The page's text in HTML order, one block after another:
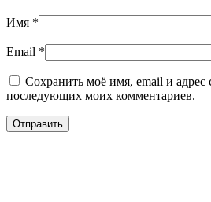
Имя *
Email *
Сохранить моё имя, email и адрес
последующих моих комментариев.